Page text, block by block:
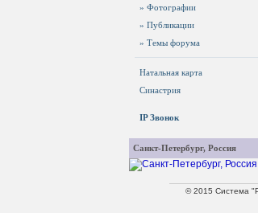
» Фотографии
» Публикации
» Темы форума
Натальная карта
Синастрия
IP Звонок
Санкт-Петербург, Россия
© 2015 Система